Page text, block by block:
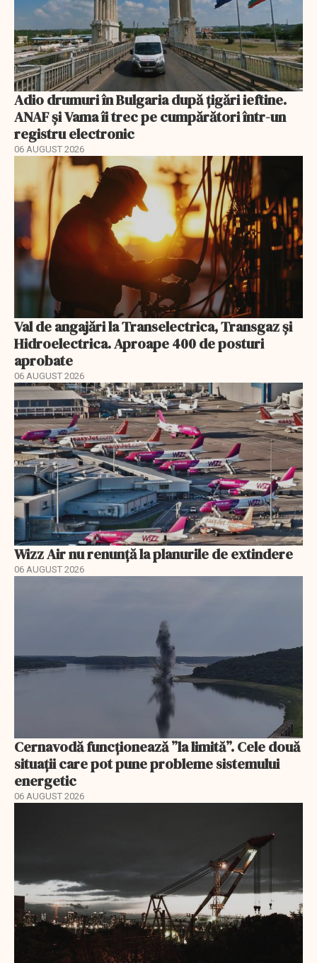
Adio drumuri în Bulgaria după țigări ieftine.
ANAF și Vama îi trec pe cumpărători într-un
registru electronic
06 AUGUST 2026
Val de angajări la Transelectrica, Transgaz și
Hidroelectrica. Aproape 400 de posturi
aprobate
06 AUGUST 2026
Wizz Air nu renunță la planurile de extindere
06 AUGUST 2026
Cernavodă funcționează ”la limită”. Cele două
situații care pot pune probleme sistemului
energetic
06 AUGUST 2026